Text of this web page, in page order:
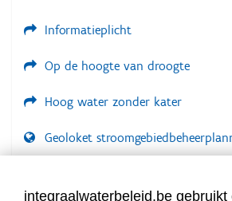
Informatieplicht
Op de hoogte van droogte
Hoog water zonder kater
Geoloket
LOGIN VEREIST
integraalwaterbeleid.be